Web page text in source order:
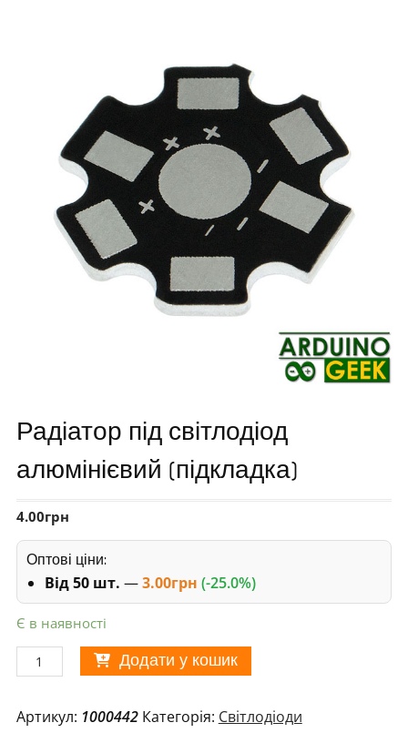
Радіатор під світлодіод
алюмінієвий (підкладка)
4.00грн
Оптові ціни:
Від 50 шт. —3.00грн (-25.0%)
Є в наявності
Радіатор
під
алюмінієвий
Додати у кошик
Артикул: 1000442 Категорія: Світлодіоди